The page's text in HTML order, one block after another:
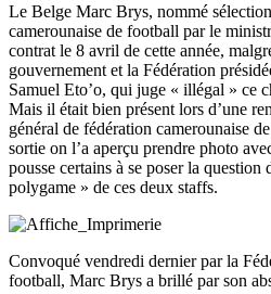
Le Belge Marc Brys, nommé
camerounaise de football par le
contrat le 8 avril de cette année,
gouvernement et la Fédération
Samuel Eto’o, qui juge « illégal » ce
Mais il était bien présent lors d’une
général de fédération camerounaise
sortie on l’a aperçu prendre photo
pousse certains à se poser la
polygame » de ces deux staffs.
Convoqué vendredi dernier par la
football, Marc Brys a brillé par son